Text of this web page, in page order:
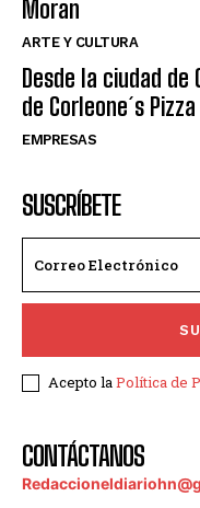
Moran
ARTE Y CULTURA
Desde la ciudad de
de Corleone´s Pizza
EMPRESAS
SUSCRÍBETE
Acepto laPolítica de
CONTÁCTANOS